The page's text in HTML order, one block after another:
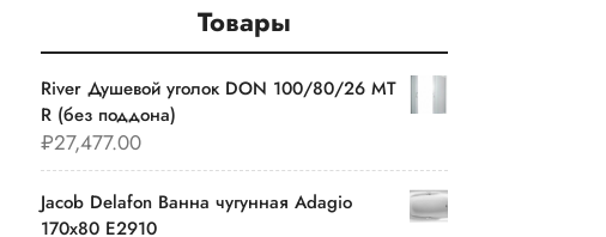
Товары
River Душевой уголок DON 100/80/26 MT
R (без поддона)
₽27,477.00
Jacob Delafon Ванна чугунная Adagio
170х80 E2910